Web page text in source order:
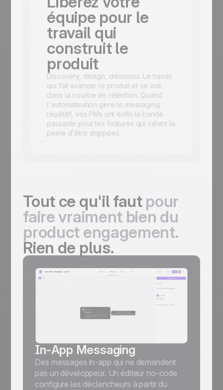
équipe pour le
travail qui
construit le
produit
Discovery, design, décisions. Le travail
qui fait avancer le produit et se voit
dans la courbe de rétention. Quand
l'automatisation gère le messaging
répétitif, vos PMs ont enfin la bande
passante pour les features qui valent la
peine d'être shippées.
Tout ce qu'il faut pour
faire vraiment bien du
product engagement.
Rien de plus.
In-App Messaging
Des messages in-app qui ne demandent
pas un développeur. Un éditeur no-code
configure les déclencheurs à partir du